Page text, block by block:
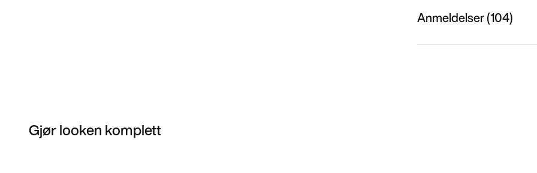
Anmeldelser (104)
Gjør looken komplett